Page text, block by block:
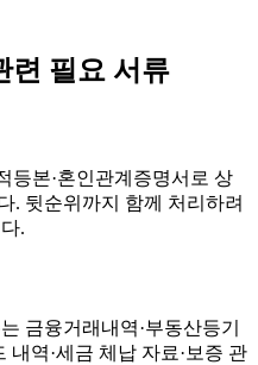
련 필요 서류
등본·혼인관계증명서로 상
. 뒷순위까지 함께 처리하려
.
금융거래내역·부동산등기
내역·세금 체납 자료·보증 관